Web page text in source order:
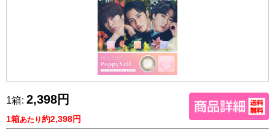
1箱: 2,398円
1箱あたり約2,398円